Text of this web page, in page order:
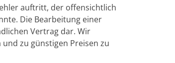
auftritt, der offensichtlich
Die Bearbeitung einer
Vertrag dar. Wir
zu günstigen Preisen zu